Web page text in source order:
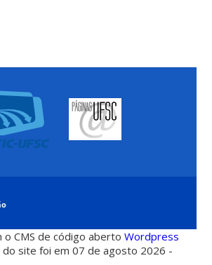
o CMS de código abertoWordpress
do site foi em 07 de agosto 2026 -